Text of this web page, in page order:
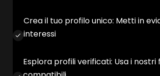
Crea il tuo profilo unico: Metti in
interessi
Esplora profili verificati: Usa i